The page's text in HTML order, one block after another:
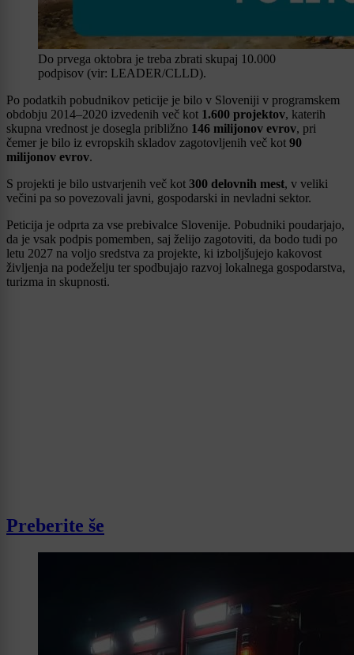
Do prvega oktobra je treba zbrati skupaj 10.000
podpisov (vir: LEADER/CLLD).
Po podatkih pobudnikov peticije je bilo v Sloveniji v programskem
obdobju 2014–2020 izvedenih več kot 1.600 projektov, katerih
skupna vrednost je dosegla približno 146 milijonov evrov, pri
čemer je bilo iz evropskih skladov zagotovljenih več kot 90
milijonov evrov.
S projekti je bilo ustvarjenih več kot 300 delovnih mest, v veliki
večini pa so povezovali javni, gospodarski in nevladni sektor.
Peticija je odprta za vse prebivalce Slovenije. Pobudniki poudarjajo,
da je vsak podpis pomemben, saj želijo zagotoviti, da bodo tudi po
letu 2027 na voljo sredstva za projekte, ki izboljšujejo kakovost
življenja na podeželju ter spodbujajo razvoj lokalnega gospodarstva,
turizma in skupnosti.
Preberite še